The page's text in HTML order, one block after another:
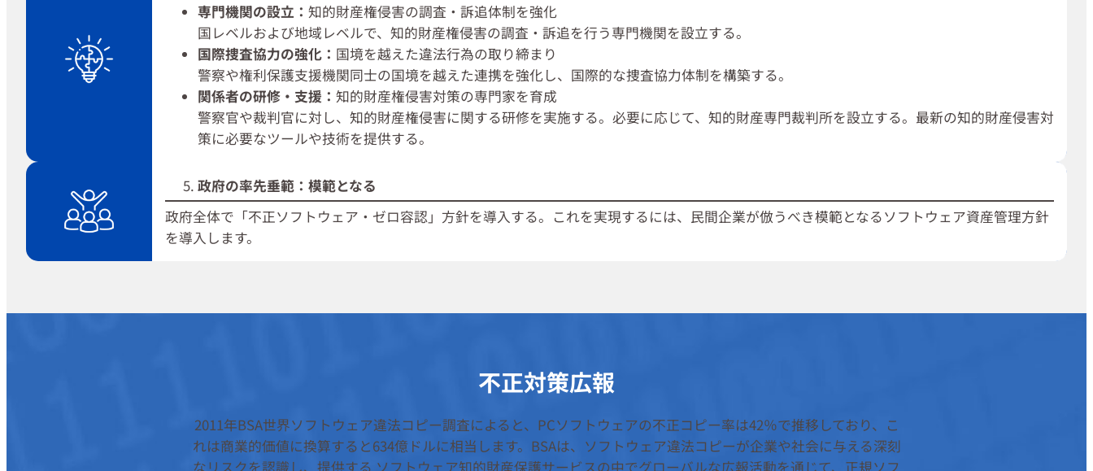
専門機関の設立： 知的財産権侵害の調査・訴追体制を強化
国レベルおよび地域レベルで、知的財産権侵害の調査・訴追を行う専門機関を設立する。
国際捜査協力の強化： 国境を越えた違法行為の取り締まり
警察や権利保護支援機関同士の国境を越えた連携を強化し、国際的な捜査協力体制を構築する。
関係者の研修・支援： 知的財産権侵害対策の専門家を育成
警察官や裁判官に対し、知的財産権侵害に関する研修を実施する。必要に応じて、知的財産専門裁判所を設立する。最新の知的財産侵害対
策に必要なツールや技術を提供する。
政府の率先垂範：模範となる
政府全体で「不正ソフトウェア・ゼロ容認」方針を導入する。これを実現するには、民間企業が倣うべき模範となるソフトウェア資産管理方針
を導入します。
不正対策広報
2011年BSA世界ソフトウェア違法コピー調査によると、PCソフトウェアの不正コピー率は42％で推移しており、こ
れは商業的価値に換算すると634億ドルに相当します。BSAは、ソフトウェア違法コピーが企業や社会に与える深刻
なリスクを認識し、提供する ソフトウェア知的財産保護サービスの中でグローバルな広報活動を通じて、正規ソフ